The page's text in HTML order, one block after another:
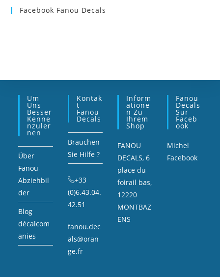
Facebook Fanou Decals
Um
Uns
Besser
Kenne
Nzuler
Nen
Über
Fanou-
Abziehbil
der
Blog
décalcom
anies
Kontak
T
Fanou
Decals
Brauchen
Sie Hilfe ?
+33
(0)6.43.04.
42.51
fanou.dec
als@oran
ge.fr
Inform
Atione
N Zu
Ihrem
Shop
FANOU
DECALS, 6
place du
foirail bas,
12220
MONTBAZ
ENS
Fanou
Decals
Sur
Faceb
Ook
Michel
Facebook